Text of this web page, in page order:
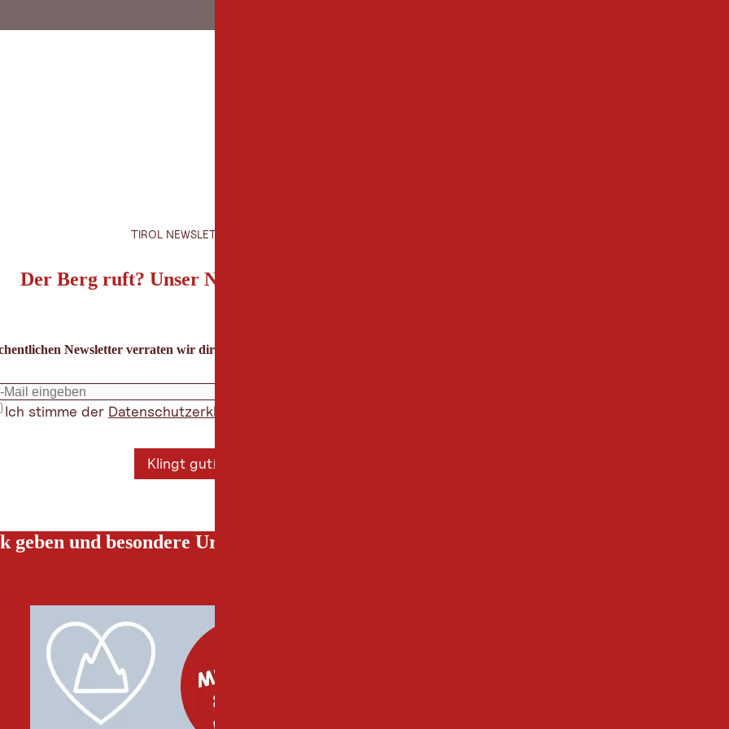
TIROL NEWSLETTER
Der Berg ruft? Unser Newsletter auch!
Newsletter verraten wir dir die besten Urlaubstipps für Tirol.
Ich stimme der Datenschutzerklärung
Klingt gut!
geben und besondere Urlaubserlebnisse gewinnen!